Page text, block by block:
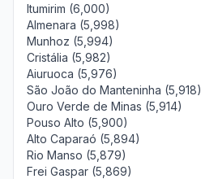
Itumirim (6,000)
Almenara (5,998)
Munhoz (5,994)
Cristália (5,982)
Aiuruoca (5,976)
São João do Manteninha (5,918)
Ouro Verde de Minas (5,914)
Pouso Alto (5,900)
Alto Caparaó (5,894)
Rio Manso (5,879)
Frei Gaspar (5,869)